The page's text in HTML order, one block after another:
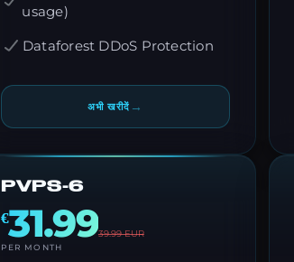
usage)
Dataforest DDoS Protection
अभी खरीदें →
PVPS-6
€31.9939.99EUR
PER MONTH